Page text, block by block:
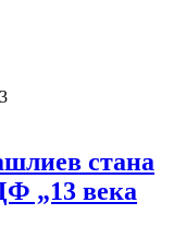
стана
„13 века